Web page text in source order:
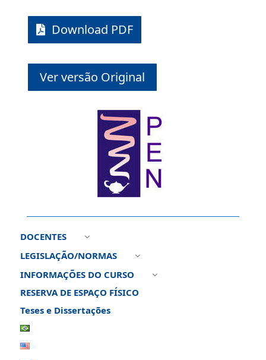
Download PDF
Ver versão Original
DOCENTES 3
LEGISLAÇÃO/NORMAS 3
INFORMAÇÕES DO CURSO 3
RESERVA DE ESPAÇO FÍSICO
Teses e Dissertações